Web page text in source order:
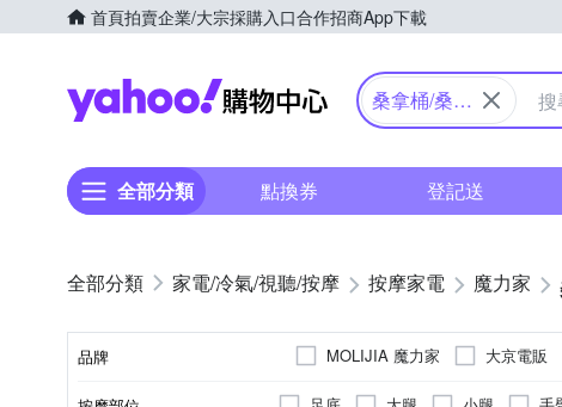
首頁拍賣企業/大宗採購入口合作招商App下載
Yahoo購物中心
桑拿桶/桑拿
全部分類 點換券 登記送
家電/冷氣/視聽/按摩 按摩家電 魔力家
品牌 MOLIJIA 魔力家 大京電販